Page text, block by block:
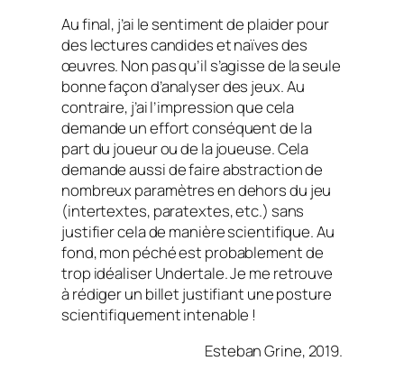
Au final, j’ai le sentiment de plaider pour
des lectures candides et naïves des
œuvres. Non pas qu’il s’agisse de la seule
bonne façon d’analyser des jeux. Au
contraire, j’ai l’impression que cela
demande un effort conséquent de la
part du joueur ou de la joueuse. Cela
demande aussi de faire abstraction de
nombreux paramètres en dehors du jeu
(intertextes, paratextes, etc.) sans
justifier cela de manière scientifique. Au
fond, mon péché est probablement de
trop idéaliserUndertale. Je me retrouve
à rédiger un billet justifiant une posture
scientifiquement intenable !
Esteban Grine, 2019.